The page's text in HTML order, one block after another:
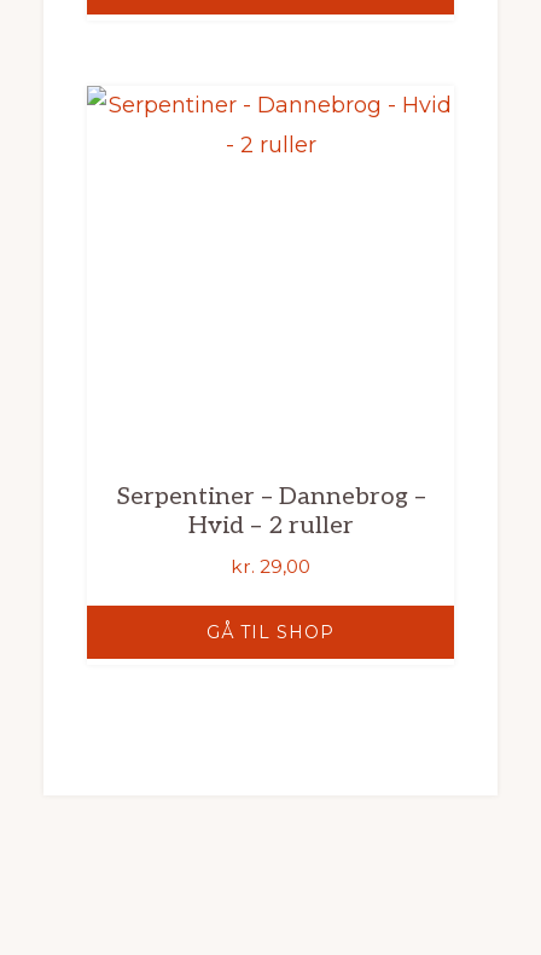
Serpentiner – Dannebrog –
Hvid – 2 ruller
kr. 29,00
GÅ TIL SHOP